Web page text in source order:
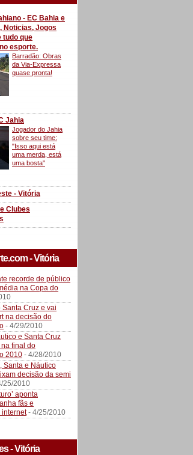
- EC Bahia e
Noticias, Jogos
tudo que
esporte.
Barradão: Obras
da Via-Expressa
quase pronta!
Jahia
Jogador do Jahia
sobre seu time:
"Isso aqui está
uma merda, está
uma bosta"
- Vitória
Clubes
- Vitória
recorde de público
na Copa do
Santa Cruz e vai
na decisão do
- 4/29/2010
e Santa Cruz
final do
2010 - 4/28/2010
Santa e Náutico
decisão da semi
25/2010
aponta
fãs e
internet- 4/25/2010
- Vitória